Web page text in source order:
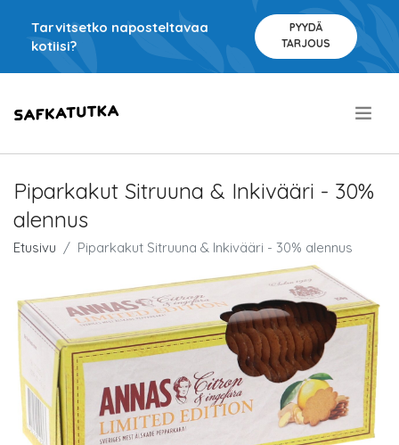
Tarvitsetko naposteltavaa
kotiisi?
PYYDÄ
TARJOUS
Piparkakut Sitruuna & Inkivääri - 30%
alennus
Etusivu Piparkakut Sitruuna & Inkivääri - 30% alennus